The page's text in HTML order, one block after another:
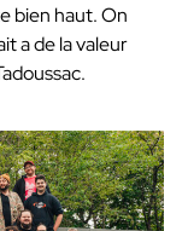
bien haut. On
a de la valeur